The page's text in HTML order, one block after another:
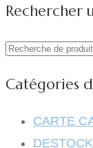
était :
9.90€.
est :
Rechercher
Recherche
Catégories
CARTE